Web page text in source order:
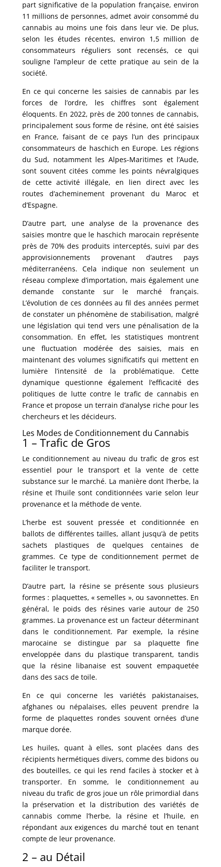
part significative de la population française, environ
11 millions de personnes, admet avoir consommé du
cannabis au moins une fois dans leur vie. De plus,
selon les études récentes, environ 1,5 million de
consommateurs réguliers sont recensés, ce qui
souligne l’ampleur de cette pratique au sein de la
société.
En ce qui concerne les saisies de cannabis par les
forces de l’ordre, les chiffres sont également
éloquents. En 2022, près de 200 tonnes de cannabis,
principalement sous forme de résine, ont été saisies
en France, faisant de ce pays l’un des principaux
consommateurs de haschich en Europe. Les régions
du Sud, notamment les Alpes-Maritimes et l’Aude,
sont souvent citées comme les points névralgiques
de cette activité illégale, en lien direct avec les
routes d’acheminement provenant du Maroc et
d’Espagne.
D’autre part, une analyse de la provenance des
saisies montre que le haschich marocain représente
près de 70% des produits interceptés, suivi par des
approvisionnements provenant d’autres pays
méditerranéens. Cela indique non seulement un
réseau complexe d’importation, mais également une
demande constante sur le marché français.
L’évolution de ces données au fil des années permet
de constater un phénomène de stabilisation, malgré
une législation qui tend vers une pénalisation de la
consommation. En effet, les statistiques montrent
une fluctuation modérée des saisies, mais en
maintenant des volumes significatifs qui mettent en
lumière l’intensité de la problématique. Cette
dynamique questionne également l’efficacité des
politiques de lutte contre le trafic de cannabis en
France et propose un terrain d’analyse riche pour les
chercheurs et les décideurs.
Les Modes de Conditionnement du Cannabis
1 – Trafic de Gros
Le conditionnement au niveau du trafic de gros est
essentiel pour le transport et la vente de cette
substance sur le marché. La manière dont l’herbe, la
résine et l’huile sont conditionnées varie selon leur
provenance et la méthode de vente.
L’herbe est souvent pressée et conditionnée en
ballots de différentes tailles, allant jusqu’à de petits
sachets plastiques de quelques centaines de
grammes. Ce type de conditionnement permet de
faciliter le transport.
D’autre part, la résine se présente sous plusieurs
formes : plaquettes, « semelles », ou savonnettes. En
général, le poids des résines varie autour de 250
grammes. La provenance est un facteur déterminant
dans le conditionnement. Par exemple, la résine
marocaine se distingue par sa plaquette fine
enveloppée dans du plastique transparent, tandis
que la résine libanaise est souvent empaquetée
dans des sacs de toile.
En ce qui concerne les variétés pakistanaises,
afghanes ou népalaises, elles peuvent prendre la
forme de plaquettes rondes souvent ornées d’une
marque dorée.
Les huiles, quant à elles, sont placées dans des
récipients hermétiques divers, comme des bidons ou
des bouteilles, ce qui les rend faciles à stocker et à
transporter. En somme, le conditionnement au
niveau du trafic de gros joue un rôle primordial dans
la préservation et la distribution des variétés de
cannabis comme l’herbe, la résine et l’huile, en
répondant aux exigences du marché tout en tenant
compte de leur provenance.
2 – au Détail